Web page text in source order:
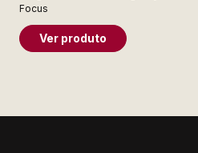
Focus
Ver produto